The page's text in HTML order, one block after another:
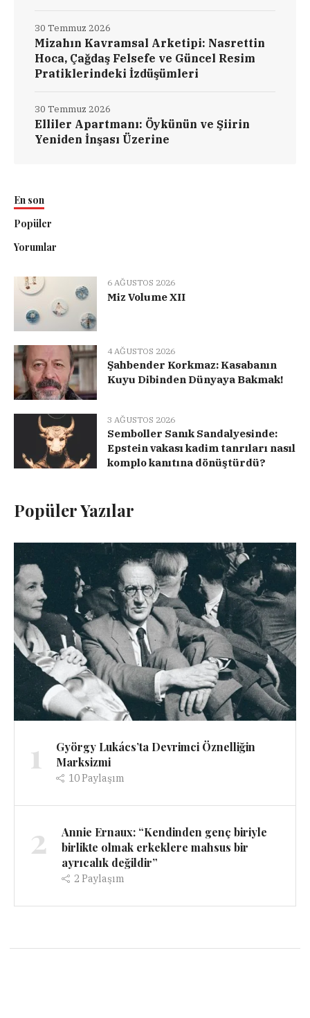
Mizahın Kavramsal Arketipi: Nasrettin
Hoca, Çağdaş Felsefe ve Güncel Resim
Pratiklerindeki İzdüşümleri
30 Temmuz 2026
Elliler Apartmanı: Öykünün ve Şiirin
Yeniden İnşası Üzerine
30 Temmuz 2026
En son
Popüler
Yorumlar
6 AĞUSTOS 2026
Miz Volume XII
4 AĞUSTOS 2026
Şahbender Korkmaz: Kasabanın
Kuyu Dibinden Dünyaya Bakmak!
3 AĞUSTOS 2026
Semboller Sanık Sandalyesinde:
Epstein vakası kadim tanrıları nasıl
komplo kanıtına dönüştürdü?
Popüler Yazılar
1
György Lukács’ta Devrimci Öznelliğin
Marksizmi
10Paylaşım
2
Annie Ernaux: “Kendinden genç biriyle
birlikte olmak erkeklere mahsus bir
ayrıcalık değildir”
2 Paylaşım